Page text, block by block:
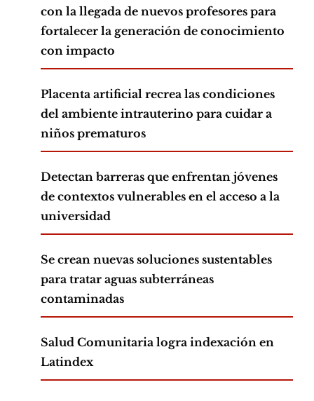
con la llegada de nuevos profesores para
fortalecer la generación de conocimiento
con impacto
Placenta artificial recrea las condiciones
del ambiente intrauterino para cuidar a
niños prematuros
Detectan barreras que enfrentan jóvenes
de contextos vulnerables en el acceso a la
universidad
Se crean nuevas soluciones sustentables
para tratar aguas subterráneas
contaminadas
Salud Comunitaria logra indexación en
Latindex